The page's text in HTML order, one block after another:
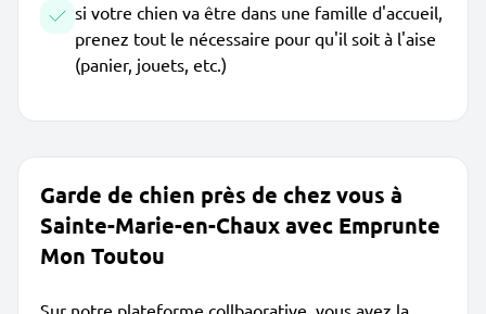
si votre chien va être dans une famille d'accueil,
prenez tout le nécessaire pour qu'il soit à l'aise
(panier, jouets, etc.)
Garde de chien près de chez vous à
Sainte-Marie-en-Chaux avec Emprunte
Mon Toutou
Sur notre plateforme collbaorative, vous avez la